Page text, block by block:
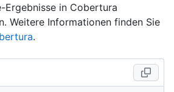
Ergebnisse in Cobertura
Weitere Informationen finden Sie
.